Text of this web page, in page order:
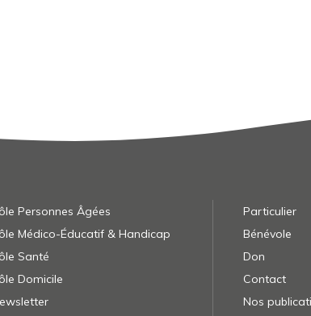
Personnes Âgées
Médico-Éducatif & Handicap
Santé
Domicile
Particulier
Bénévole
Don
Contact
Nos